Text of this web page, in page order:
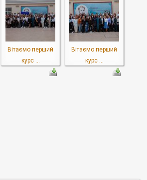
Вітаємо перший
курс ...
Вітаємо перший
курс ...